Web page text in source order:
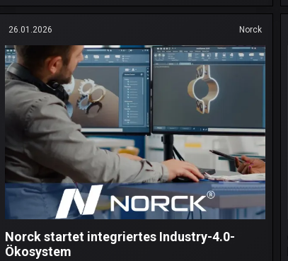
26.01.2026 Norck
Norck startet integriertes Industry-4.0-
Ökosystem